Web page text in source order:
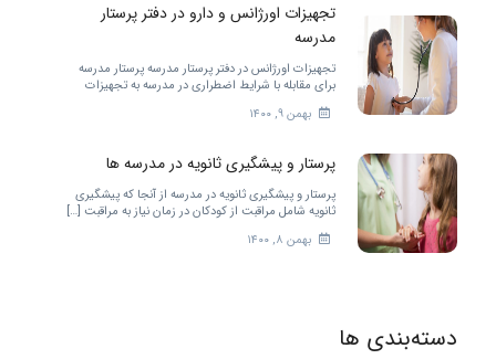
تجهیزات اورژانس و دارو در دفتر پرستار
مدرسه
تجهیزات اورژانس در دفتر پرستار مدرسه پرستار مدرسه
برای مقابله با شرایط اضطراری در مدرسه به تجهیزات
زیادی احتیاج دارد. […]
بهمن ۹, ۱۴۰۰
پرستار و پیشگیری ثانویه در مدرسه ها
پرستار و پیشگیری ثانویه در مدرسه از آنجا که پیشگیری
ثانویه شامل مراقبت از کودکان در زمان نیاز به مراقبت […]
بهمن ۸, ۱۴۰۰
دسته‌بندی ها